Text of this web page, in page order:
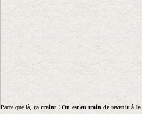
Parce que là, ça craint ! On est en train de revenir à la